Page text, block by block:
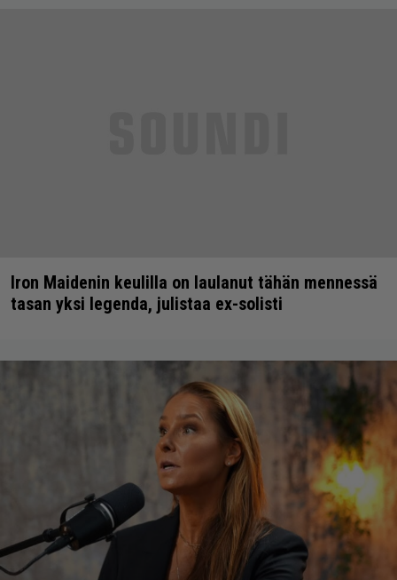
Iron Maidenin keulilla on laulanut tähän mennessä
tasan yksi legenda, julistaa ex-solisti